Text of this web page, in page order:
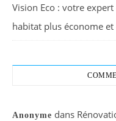
Vision Eco : votre
habitat plus économe
Anonyme dans